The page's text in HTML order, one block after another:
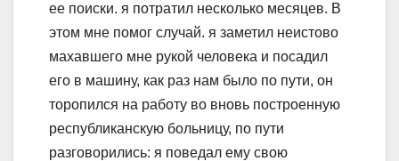
ее поиски. я потратил несколько месяцев. В
этом мне помог случай. я заметил неистово
махавшего мне рукой человека и посадил
его в машину, как раз нам было по пути, он
торопился на работу во вновь построенную
республиканскую больницу, по пути
разговорились: я поведал ему свою